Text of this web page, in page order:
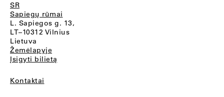
SR
Sapiegų rūmai
L. Sapiegos g. 13,
LT–10312 Vilnius
Lietuva
Žemėlapyje
Įsigyti bilietą
Kontaktai